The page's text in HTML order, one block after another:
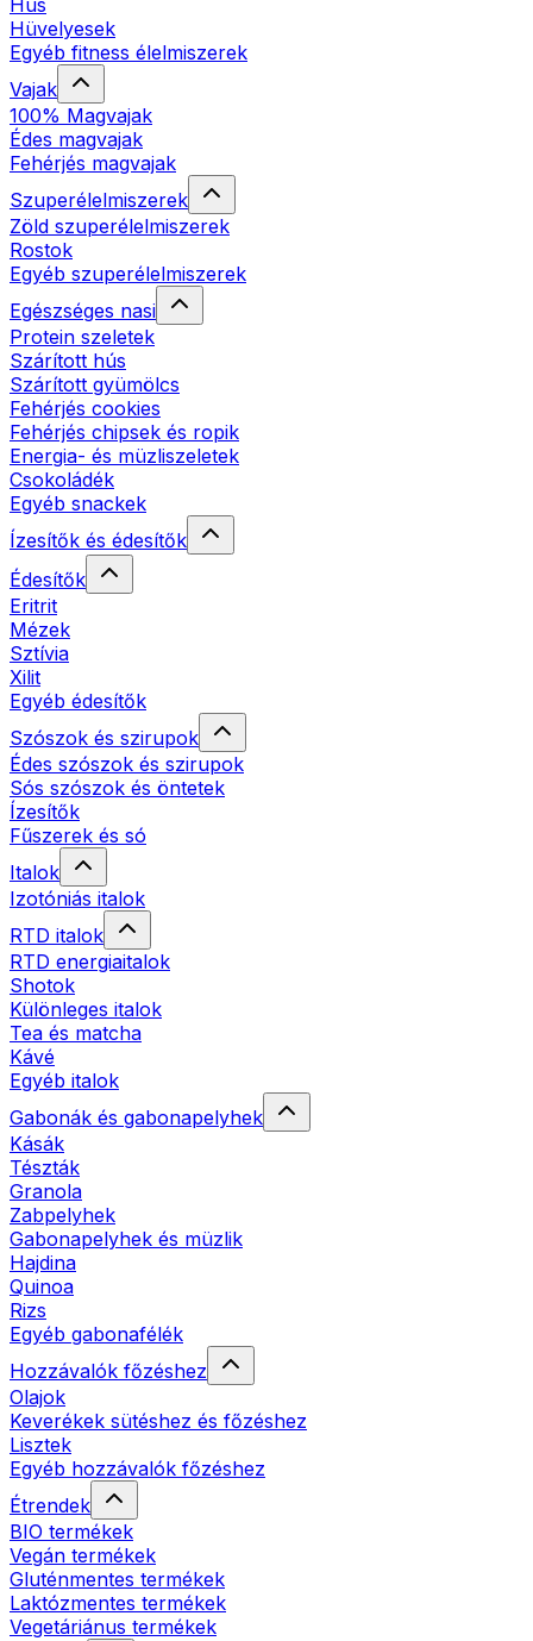
Hús
Hüvelyesek
Egyéb fitness élelmiszerek
Vajak
100% Magvajak
Édes magvajak
Fehérjés magvajak
Szuperélelmiszerek
Zöld szuperélelmiszerek
Rostok
Egyéb szuperélelmiszerek
Egészséges nasi
Protein szeletek
Szárított hús
Szárított gyümölcs
Fehérjés cookies
Fehérjés chipsek és ropik
Energia- és müzliszeletek
Csokoládék
Egyéb snackek
Ízesítők és édesítők
Édesítők
Eritrit
Mézek
Sztívia
Xilit
Egyéb édesítők
Szószok és szirupok
Édes szószok és szirupok
Sós szószok és öntetek
Ízesítők
Fűszerek és só
Italok
Izotóniás italok
RTD italok
RTD energiaitalok
Shotok
Különleges italok
Tea és matcha
Kávé
Egyéb italok
Gabonák és gabonapelyhek
Kásák
Tészták
Granola
Zabpelyhek
Gabonapelyhek és müzlik
Hajdina
Quinoa
Rizs
Egyéb gabonafélék
Hozzávalók főzéshez
Olajok
Keverékek sütéshez és főzéshez
Lisztek
Egyéb hozzávalók főzéshez
Étrendek
BIO termékek
Vegán termékek
Gluténmentes termékek
Laktózmentes termékek
Vegetáriánus termékek